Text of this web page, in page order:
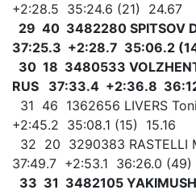
+2:28.5 35:24.6 (21) 24.67
29 40 3482280 SPITSOV
37:25.3 +2:28.7 35:06.2
30 18 3480533
RUS 37:33.4 +2:36.8
31 46 1362656 LIVERS
+2:45.2 35:08.1 (15) 15.16
32 20 3290383 RASTELLI
37:49.7 +2:53.1 36:26.0
33 31 3482105